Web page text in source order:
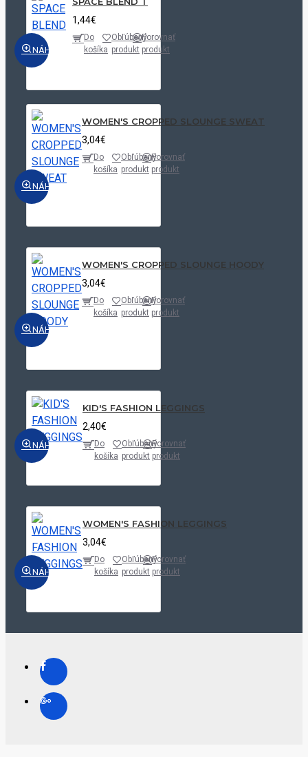
NÁHĽAD
1,44€
Do
košíka
Obľúbený
produkt
Porovnať
produkt
NÁHĽAD
WOMEN'S CROPPED SLOUNGE SWEAT
3,04€
Do
košíka
Obľúbený
produkt
Porovnať
produkt
NÁHĽAD
WOMEN'S CROPPED SLOUNGE HOODY
3,04€
Do
košíka
Obľúbený
produkt
Porovnať
produkt
NÁHĽAD
KID'S FASHION LEGGINGS
2,40€
Do
košíka
Obľúbený
produkt
Porovnať
produkt
NÁHĽAD
WOMEN'S FASHION LEGGINGS
3,04€
Do
košíka
Obľúbený
produkt
Porovnať
produkt